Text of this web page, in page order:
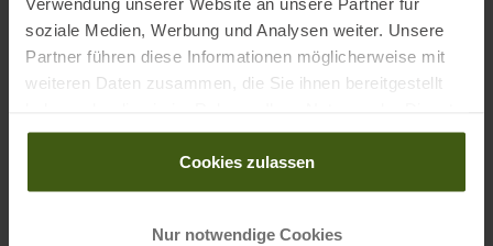
soziale Medien, Werbung und Analysen weiter. Unsere
Partner führen diese Informationen möglicherweise mit
weiteren Daten zusammen, die Sie ihnen bereitgestellt
gesammelt haben.
Cookies zulassen
Nur notwendige Cookies
Lieferumfang:
Suunto Run, Ladekabel, gedruckte Benutzerdokumentation
Informationen zu EU Verordnung GPSR
Postanschrift des Herstellers:Tammiston kauppatie 7 A, FI-01510